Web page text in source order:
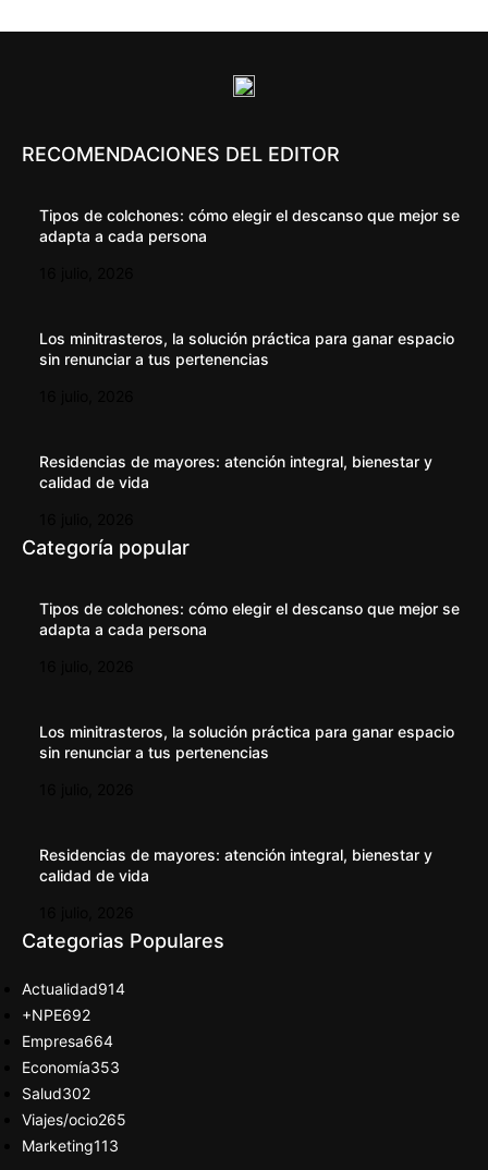
RECOMENDACIONES DEL EDITOR
Tipos de colchones: cómo elegir el descanso que mejor se
adapta a cada persona
Los minitrasteros, la solución práctica para ganar espacio
sin renunciar a tus pertenencias
Residencias de mayores: atención integral, bienestar y
calidad de vida
Categoría popular
Tipos de colchones: cómo elegir el descanso que mejor se
adapta a cada persona
Los minitrasteros, la solución práctica para ganar espacio
sin renunciar a tus pertenencias
Residencias de mayores: atención integral, bienestar y
calidad de vida
Categorias Populares
Actualidad914
+NPE692
Empresa664
Economía353
Salud302
Viajes/ocio265
Marketing113